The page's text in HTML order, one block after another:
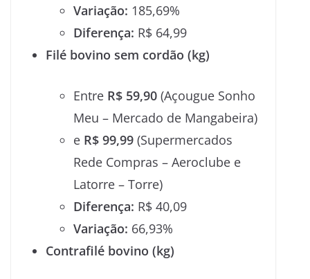
Variação: 185,69%
Diferença: R$ 64,99
Filé bovino sem cordão (kg)
Entre R$ 59,90 (Açougue Sonho
Meu – Mercado de Mangabeira)
e R$ 99,99 (Supermercados
Rede Compras – Aeroclube e
Latorre – Torre)
Diferença: R$ 40,09
Variação: 66,93%
Contrafilé bovino (kg)